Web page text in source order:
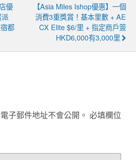
優
都
【Asia Miles Ishop優惠】一個
消費3重獎賞！基本里數 + AE
CX Elite $6/里 + 指定商戶簽
HKD6,000有3,000里
子郵件地址不會公開。 必填欄位